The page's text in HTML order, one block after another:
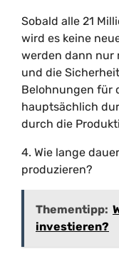
Sobald alle 21
wird es keine
werden dann nur
und die
Belohnungen für
hauptsächlich
durch die
4. Wie lange
produzieren?
Thementipp:
investieren?